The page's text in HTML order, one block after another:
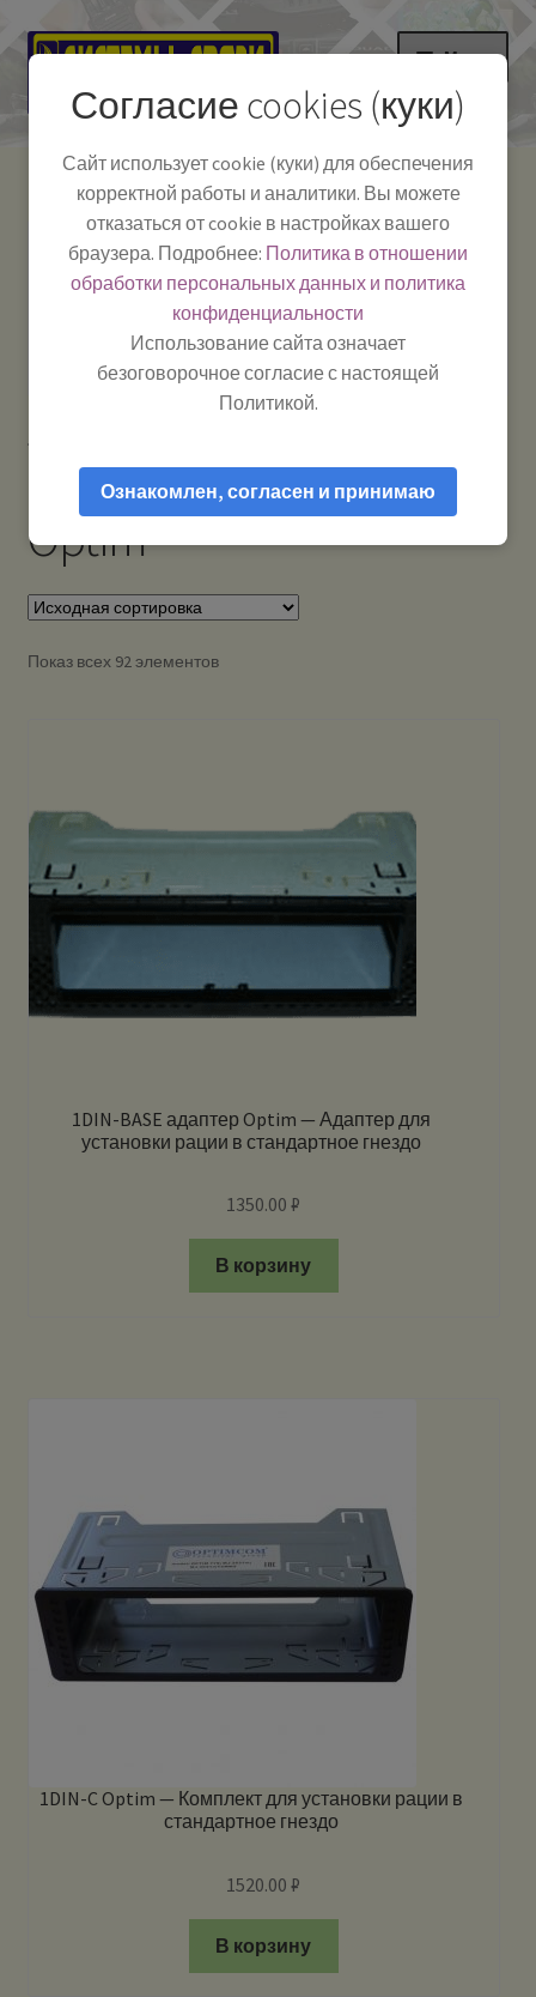
Перейти
навигации
Перейти
содержимому
Меню
Как пользоваться
Полезная информация
Мой аккаунт
Системы Связи:
г. Красноярск, ул.
Работаем:Пн-Пт:
10:00–18:00
-
Телефон:+7-
391-249-1040
Тел.|WA|Telegram:
+79029904090
Optim
Показ всех 92 элементов
1DIN-BASE адаптер Optim — Адаптер для
установки рации в стандартное гнездо
1350.00₽
В корзину
1DIN-C Optim — Комплект для установки рации в
стандартное гнездо
1520.00₽
В корзину
Согласие cookies (куки)
Сайт использует cookie (куки) для обеспечения
корректной работы и аналитики. Вы можете
отказаться от cookie в настройках вашего
браузера. Подробнее: Политика в отношении
обработки персональных данных и политика
конфиденциальности
Использование сайта означает
безоговорочное согласие с настоящей
Политикой.
Ознакомлен, согласен и принимаю